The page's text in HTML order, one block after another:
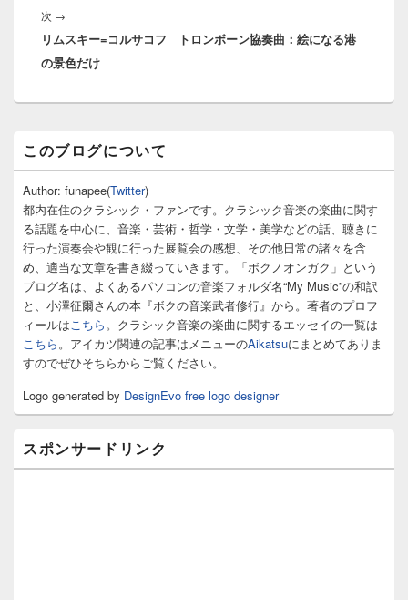
シ
ョ
ン
次 →
の
投
リムスキー=コルサコフ トロンボーン協奏曲：絵になる港
の景色だけ
ン
サ
イ
バ
ー
ウ
ィ
ト
ア
このブログについて
Author: funapee(Twitter)
都内在住のクラシック・ファンです。クラシック音楽の楽曲に関す
る話題を中心に、音楽・芸術・哲学・文学・美学などの話、聴きに
行った演奏会や観に行った展覧会の感想、その他日常の諸々を含
め、適当な文章を書き綴っていきます。「ボクノオンガク」という
ブログ名は、よくあるパソコンの音楽フォルダ名“My Music”の和訳
と、小澤征爾さんの本『ボクの音楽武者修行』から。著者のプロフ
ィールはこちら。クラシック音楽の楽曲に関するエッセイの一覧は
こちら。アイカツ関連の記事はメニューのAikatsuにまとめてありま
すのでぜひそちらからご覧ください。
Logo generated by DesignEvo free logo designer
スポンサードリンク